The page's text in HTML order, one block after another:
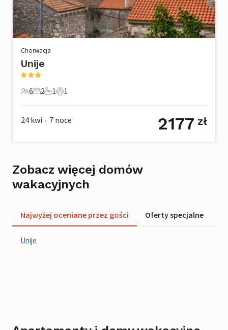
Chorwacja
Unije
6 Goście
6
2 Sypialnie
2
1 Łazienka
1
1 Zwierzę domowe
1
24 kwi • 7 noce 2177 zł
Zobacz więcej domów
wakacyjnych
Najwyżej oceniane przez gości Oferty specjalne
Unije